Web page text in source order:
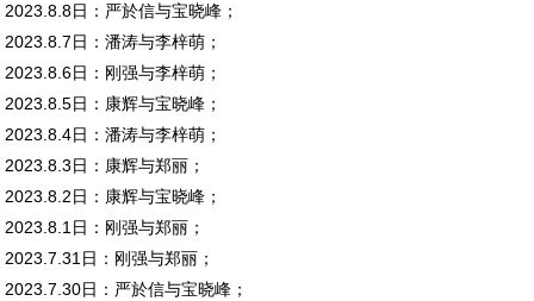
2023.8.8日：严於信与宝晓峰；
2023.8.7日：潘涛与李梓萌；
2023.8.6日：刚强与李梓萌；
2023.8.5日：康辉与宝晓峰；
2023.8.4日：潘涛与李梓萌；
2023.8.3日：康辉与郑丽；
2023.8.2日：康辉与宝晓峰；
2023.8.1日：刚强与郑丽；
2023.7.31日：刚强与郑丽；
2023.7.30日：严於信与宝晓峰；